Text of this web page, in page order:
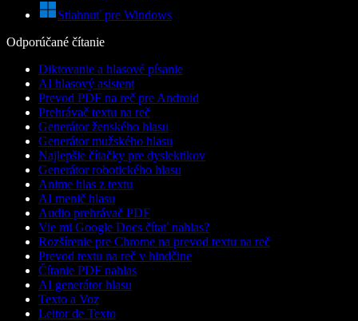
Stiahnuť pre Windows
Odporúčané čítanie
Diktovanie a hlasové písanie
AI hlasový asistent
Prevod PDF na reč pre Android
Prehrávač textu na reč
Generátor ženského hlasu
Generátor mužského hlasu
Najlepšie čítačky pre dyslektikov
Generátor robotického hlasu
Anime hlas z textu
AI menič hlasu
Audio prehrávač PDF
Vie mi Google Docs čítať nahlas?
Rozšírenie pre Chrome na prevod textu na reč
Prevod textu na reč v hindčine
Čítanie PDF nahlas
AI generátor hlasu
Texto a Voz
Leitor de Texto